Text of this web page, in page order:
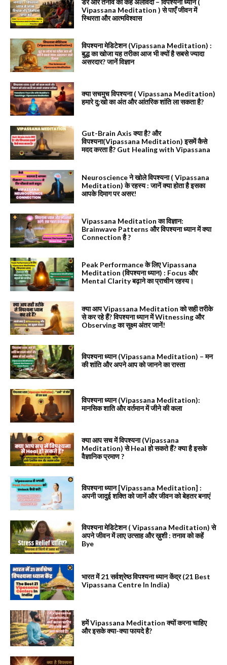
डर और तनाव को कहें अलविदा – विपश्यना ध्यान (
Vipassana Meditation ) से पाएँ जीवन में
स्थिरता और आत्मविश्वास
विपश्यना मेडिटेशन (Vipassana Meditation) :
बुद्ध का खोजा यह तरीका आज भी क्यों है सबसे ज्यादा
असरदार? जानें विज्ञान
क्या सचमुच विपश्यना ( Vipassana Meditation)
हमारे दु:खो का अंत और आंतरिक शांति ला सकता है?
Gut-Brain Axis क्या है? और
विपश्यना(Vipassana Meditation) इसमें कैसे
मदद करता है? Gut Healing with Vipassana
Neuroscience ने खोले विपश्यना ( Vipassana
Meditation) के रहस्य : जानें क्या होता है इसका
आपके दिमाग पर असर!
Vipassana Meditation का विज्ञान:
Brainwave Patterns और विपश्यना ध्यान में क्या
Connection है ?
Peak Performance के लिए Vipassana
Meditation (विपश्यना ध्यान) : Focus और
Mental Clarity बढ़ाने का प्राचीन रहस्य।
क्या आप Vipassana Meditation को सही तरीके
से कर रहे हैं? विपश्यना ध्यान में Witnessing और
Observing का सूक्ष्म अंतर जानें!
विपश्यना ध्यान (Vipassana Meditation) – मन
की शांति और अपने आप को जानने का रास्ता
विपश्यना ध्यान (Vipassana Meditation):
मानसिक शाति और वर्तमान में जीने की कला
क्या आप सच में विपश्यना (Vipassana
Meditation) से Heal हो सकते हैं? क्या है इसके
वैज्ञानिक प्रमाण ?
विपश्यना ध्यान [Vipassana Meditation] :
अपनी जादुई शक्ति को जानें और जीवन को बेहतर बनाएं
विपश्यना मेडिटेशन ( Vipassana Meditation) से
अपने जीवन में लाए उत्साह और ख़ुशी : तनाव को कहें
Bye
भारत में 21 सर्वश्रेष्ठ विपश्यना ध्यान केंद्र (21 Best
Vipassana Centre In India)
हमें Vipassana Meditation क्यों करना चाहिए
और इसके क्या-क्या फायदे है?